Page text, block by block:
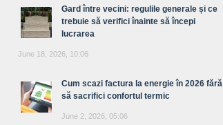
Gard între vecini: regulile generale și ce
trebuie să verifici înainte să începi
lucrarea
June 18, 2026, 10:06
Cum scazi factura la energie în 2026 fără
să sacrifici confortul termic
June 2, 2026, 05:06